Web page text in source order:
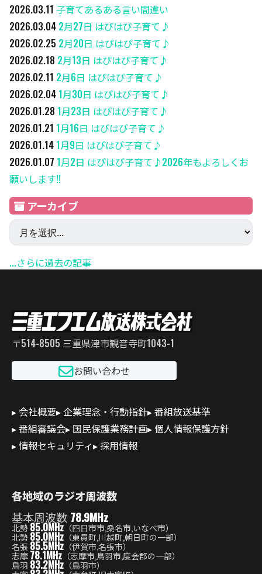
2026.03.11 子育てあるある言い間違い
2026.03.04 2月27日 はぴはぴ子育て♪
2026.02.25 2月20日 はぴはぴ子育て♪
2026.02.18 2月13日 はぴはぴ子育て♪
2026.02.11 2月6日 はぴはぴ子育て♪
2026.02.04 1月30日 はぴはぴ子育て♪
2026.01.28 1月23日 はぴはぴ子育て♪
2026.01.21 1月16日 はぴはぴ子育て♪
2026.01.14 1月9日 はぴはぴ子育て♪
2026.01.07 1月2日 はぴはぴ子育て♪2026年もよろしくお
願いします!!
アーカイブ
...さらに過去の記事
〒514-8505 三重県津市観音寺町1043-1
お問い合わせ
会社概要 企業理念・行動指針 番組放送基準
番組審議会 国民保護業務計画 個人情報保護方針
情報セキュリティ
採用情報
各地域のラジオ周波数
基本周波数 78.9MHz
北勢 85.0MHz （四日市市,桑名市,いなべ市）
北勢 85.0MHz （東員町,川越町,朝日町の一部）
名張 85.5MHz （伊賀市,名張市）
志摩78.1MHz （志摩市,鳥羽市,度会郡の一部）
鳥羽 83.2MHz （鳥羽市）